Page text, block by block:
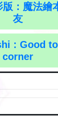
：魔法繪
友
: Good
corner